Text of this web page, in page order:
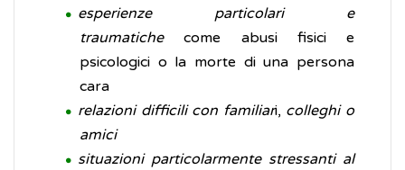
esperienze particolari e
traumatichecome abusi fisici e
psicologici o la morte di una persona
cara
relazioni difficili con familiari, colleghi o
amici
situazioni particolarmente stressanti al